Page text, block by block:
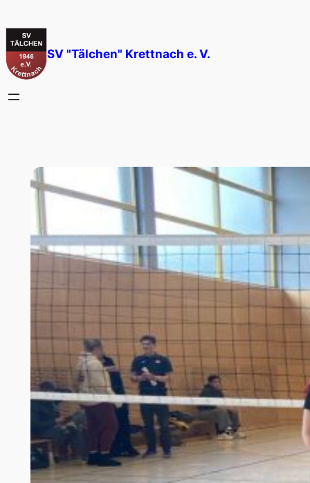
Inhalt
springenSV "Tälchen" Krettnach e. V.